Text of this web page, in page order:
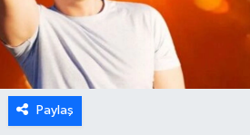
Paylaş